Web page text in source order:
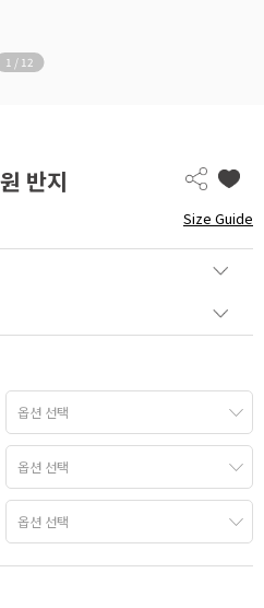
1 / 12
반지
Size Guide